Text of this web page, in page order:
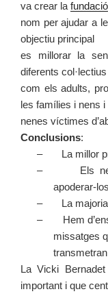
va crear lafundació
nom per ajudar a
objectiu principal
es millorar la
diferents col·lectius
com els adults,
les famílies i nens i
nenes víctimes
Conclusions:
– La millor
– Els nens
apoderar-los
– La majoria
– Hem
missatges
La Vicki
important i que